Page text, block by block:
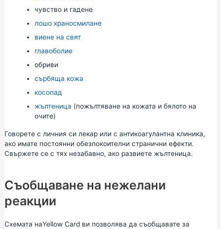
чувство и гадене
лошо храносмилане
виене на свят
главоболие
обриви
сърбяща кожа
косопад
жълтеница (пожълтяване на кожата и бялото на
очите)
Говорете с личния си лекар или с антикоагулантна клиника,
ако имате постоянни обезпокоителни странични ефекти.
Свържете се с тях незабавно, ако развиете жълтеница.
Съобщаване на нежелани
реакции
Схемата наYellow Cardви позволява да съобщавате за